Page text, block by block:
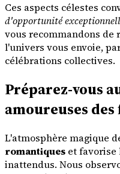
Ces aspects célestes
d'opportunité
vous recommandons de
l'univers vous envoie,
célébrations collectives.
Préparez-vous
amoureuses des
L'atmosphère magique
romantiques et favorise
inattendus. Nous